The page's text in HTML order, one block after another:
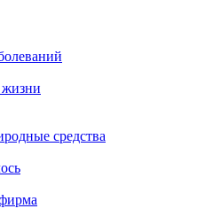
жизни
средства